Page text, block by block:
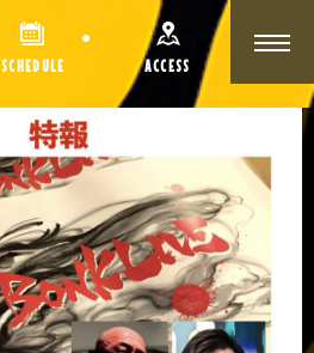
SCHEDULE ACCESS